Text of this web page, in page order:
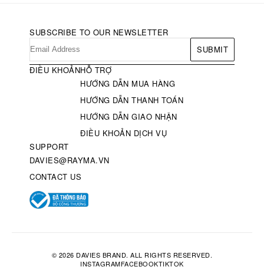
SUBSCRIBE TO OUR NEWSLETTER
SUBMIT
ĐIỀU KHOẢNHỖ TRỢ
HƯỚNG DẪN MUA HÀNG
HƯỚNG DẪN THANH TOÁN
HƯỚNG DẪN GIAO NHẬN
ĐIỀU KHOẢN DỊCH VỤ
SUPPORT
DAVIES@RAYMA.VN
CONTACT US
© 2026 DAVIES BRAND. ALL RIGHTS RESERVED.
INSTAGRAMFACEBOOKTIKTOK